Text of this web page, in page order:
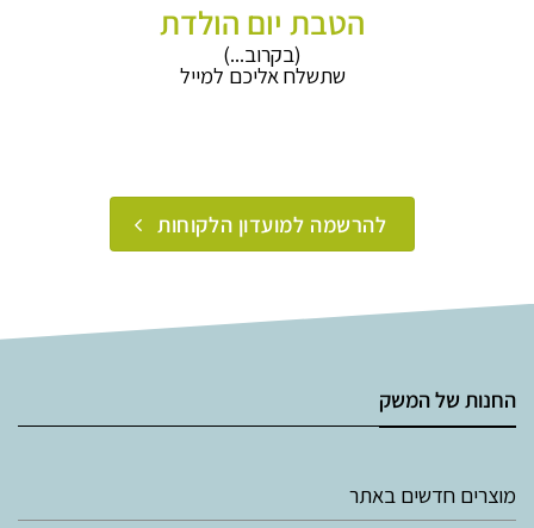
הטבת יום הולדת
(בקרוב...)
שתשלח אליכם למייל
להרשמה למועדון הלקוחות
החנות של המשק
מוצרים חדשים באתר